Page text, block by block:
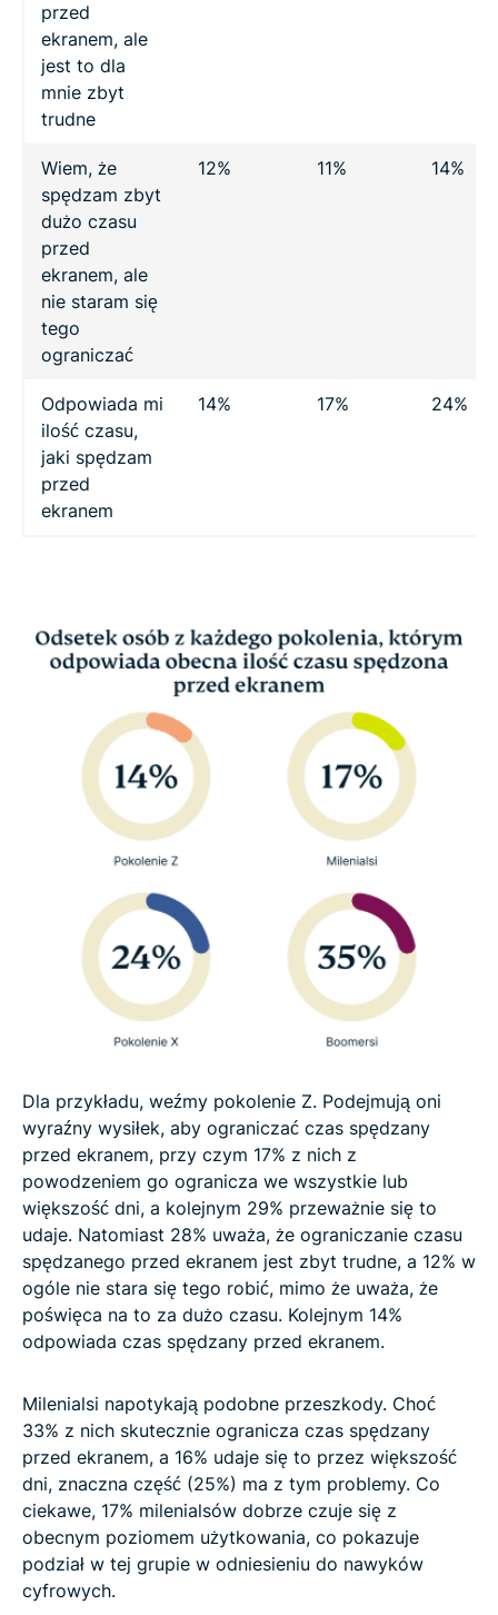
przed
ekranem, ale
jest to dla
mnie zbyt
trudne
Wiem, że
spędzam zbyt
dużo czasu
przed
ekranem, ale
nie staram się
tego
ograniczać
12% 11% 14%
Odpowiada mi
ilość czasu,
jaki spędzam
przed
ekranem
14% 17% 24%
Dla przykładu, weźmy pokolenie Z. Podejmują oni
wyraźny wysiłek, aby ograniczać czas spędzany
przed ekranem, przy czym 17% z nich z
powodzeniem go ogranicza we wszystkie lub
większość dni, a kolejnym 29% przeważnie się to
udaje. Natomiast 28% uważa, że ograniczanie czasu
spędzanego przed ekranem jest zbyt trudne, a 12% w
ogóle nie stara się tego robić, mimo że uważa, że
poświęca na to za dużo czasu. Kolejnym 14%
odpowiada czas spędzany przed ekranem.
Milenialsi napotykają podobne przeszkody. Choć
33% z nich skutecznie ogranicza czas spędzany
przed ekranem, a 16% udaje się to przez większość
dni, znaczna część (25%) ma z tym problemy. Co
ciekawe, 17% milenialsów dobrze czuje się z
obecnym poziomem użytkowania, co pokazuje
podział w tej grupie w odniesieniu do nawyków
cyfrowych.